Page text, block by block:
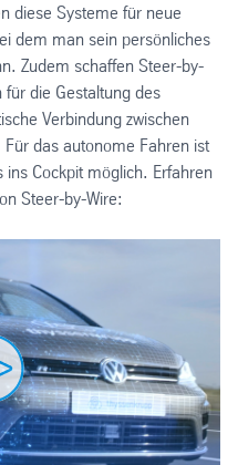
diese Systeme für neue
dem man sein persönliches
Zudem schaffen Steer-by-
für die Gestaltung des
Verbindung zwischen
das autonome Fahren ist
Cockpit möglich. Erfahren
Steer-by-Wire: